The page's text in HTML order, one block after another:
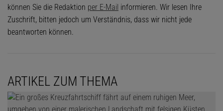
können Sie die Redaktion per E-Mail informieren. Wir lesen Ihre
Zuschrift, bitten jedoch um Verständnis, dass wir nicht jede
beantworten können.
ARTIKEL ZUM THEMA